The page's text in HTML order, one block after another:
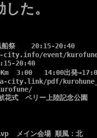
た。
船祭    20:15-20:40
city.info/event/
20:40
3:00   14:00出発
city.link/pdf/
花式　ペリー上陸記念公園
メイン会場 順風：北